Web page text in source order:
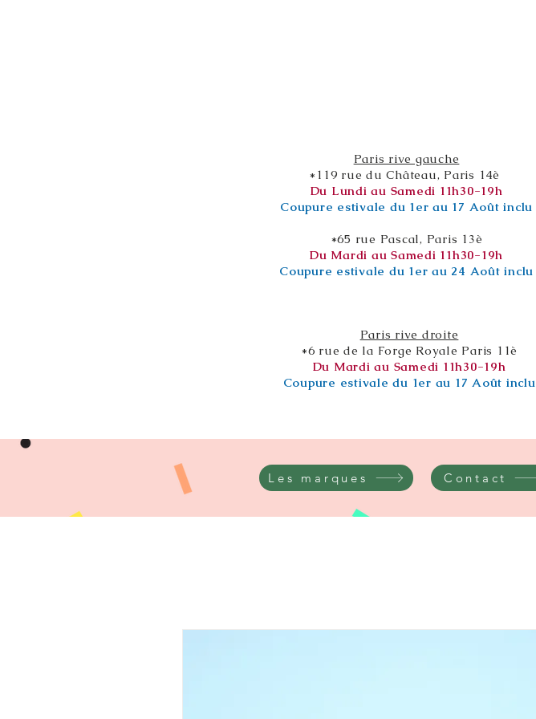
Paris rive gauche
*119 rue du Château, Paris 14è
Du Lundi au Samedi 11h30-19h
Coupure estivale du 1er au 17 Août inclu
*65 rue Pascal, Paris 13è
Du Mardi au Samedi 11h30-19h
Coupure estivale du 1er au 24 Août inclu
Paris rive droite
*6 rue de la Forge Royale Paris 11è
Du Mardi au Samedi 11h30-19h
Coupure estivale du 1er au 17 Août inclu
Les marques Contact